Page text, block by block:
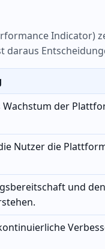
daraus
Wachstum der
Nutzer die
und